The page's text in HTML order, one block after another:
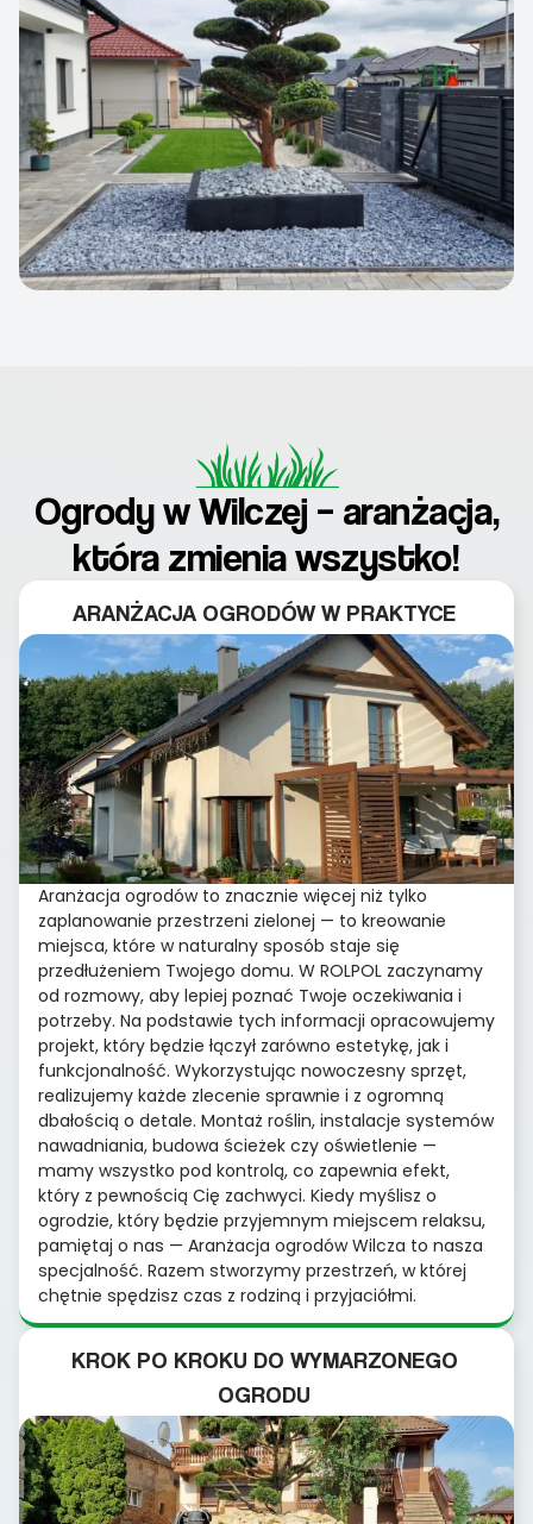
Ogrody w Wilczej – aranżacja,
która zmienia wszystko!
ARANŻACJA OGRODÓW W PRAKTYCE
Aranżacja ogrodów to znacznie więcej niż tylko
zaplanowanie przestrzeni zielonej — to kreowanie
miejsca, które w naturalny sposób staje się
przedłużeniem Twojego domu. W ROLPOL zaczynamy
od rozmowy, aby lepiej poznać Twoje oczekiwania i
potrzeby. Na podstawie tych informacji opracowujemy
projekt, który będzie łączył zarówno estetykę, jak i
funkcjonalność. Wykorzystując nowoczesny sprzęt,
realizujemy każde zlecenie sprawnie i z ogromną
dbałością o detale. Montaż roślin, instalacje systemów
nawadniania, budowa ścieżek czy oświetlenie —
mamy wszystko pod kontrolą, co zapewnia efekt,
który z pewnością Cię zachwyci. Kiedy myślisz o
ogrodzie, który będzie przyjemnym miejscem relaksu,
pamiętaj o nas — Aranżacja ogrodów Wilcza to nasza
specjalność. Razem stworzymy przestrzeń, w której
chętnie spędzisz czas z rodziną i przyjaciółmi.
KROK PO KROKU DO WYMARZONEGO
OGRODU